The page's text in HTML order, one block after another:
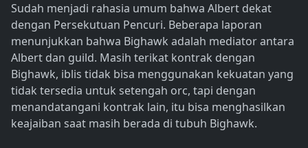
Sudah menjadi rahasia umum bahwa Albert dekat
dengan Persekutuan Pencuri. Beberapa laporan
menunjukkan bahwa Bighawk adalah mediator antara
Albert dan guild. Masih terikat kontrak dengan
Bighawk, iblis tidak bisa menggunakan kekuatan yang
tidak tersedia untuk setengah orc, tapi dengan
menandatangani kontrak lain, itu bisa menghasilkan
keajaiban saat masih berada di tubuh Bighawk.